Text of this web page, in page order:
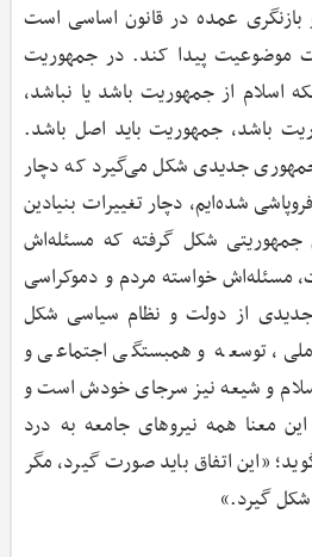
بازنگری عمده در قانون اساسی است
موضوعیت پیدا کند. در جمهوریت
اسلام از جمهوریت باشد یا نباشد،
باشد، جمهوریت باید اصل باشد.
جمهوری جدیدی شکل می‌گیرد که دچار
شده‌ایم، دچار تغییرات بنیادین
جمهوریتی شکل گرفته که مسئله‌اش
مسئله‌اش خواسته مردم و دموکراسی
از دولت و نظام سیاسی شکل
توسعه و همبستگی اجتماعی و
و شیعه نیز سرجای خودش است و
معنا همه نیروهای جامعه به درد
«این اتفاق باید صورت گیرد، مگر
شکل گیرد.»